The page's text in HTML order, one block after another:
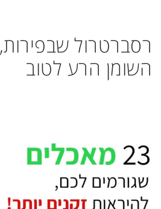
רסברטרול
השומן הרע לטוב